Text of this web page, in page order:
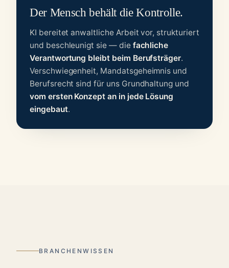
Der Mensch behält die Kontrolle.
KI bereitet anwaltliche Arbeit vor, strukturiert
und beschleunigt sie — die fachliche
Verantwortung bleibt beim Berufsträger.
Verschwiegenheit, Mandatsgeheimnis und
Berufsrecht sind für uns Grundhaltung und
vom ersten Konzept an in jede Lösung
eingebaut.
BRANCHENWISSEN